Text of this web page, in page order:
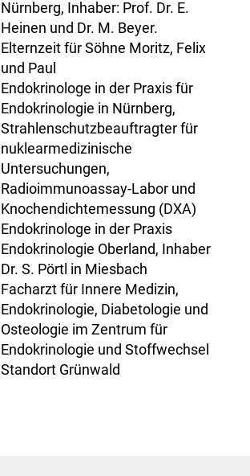
Nürnberg, Inhaber: Prof. Dr. E.
Heinen und Dr. M. Beyer.
Elternzeit für Söhne Moritz, Felix
und Paul
Endokrinologe in der Praxis für
Endokrinologie in Nürnberg,
Strahlenschutzbeauftragter für
nuklearmedizinische
Untersuchungen,
Radioimmunoassay-Labor und
Knochendichtemessung (DXA)
Endokrinologe in der Praxis
Endokrinologie Oberland, Inhaber
Dr. S. Pörtl in Miesbach
Facharzt für Innere Medizin,
Endokrinologie, Diabetologie und
Osteologie im Zentrum für
Endokrinologie und Stoffwechsel
Standort Grünwald